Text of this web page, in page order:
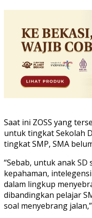
Saat ini ZOSS yang
untuk tingkat Sekolah
tingkat SMP, SMA
“Sebab, untuk anak
kepahaman,
dalam lingkup
dibandingkan pelajar
soal menyebrang